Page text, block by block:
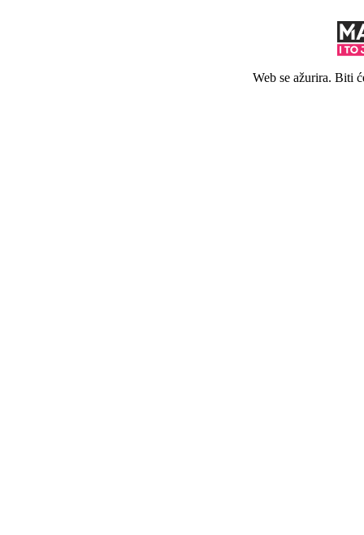
Web se ažurira. Biti